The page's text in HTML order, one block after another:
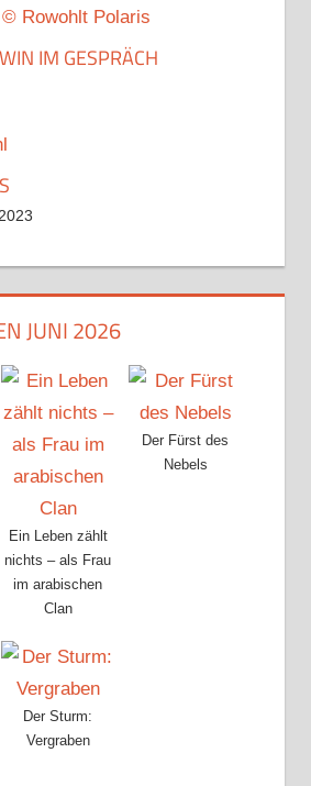
IM GESPRÄCH
JUNI 2026
Ein Leben zählt
nichts – als Frau
im arabischen
Clan
Der Fürst des
Nebels
Der Sturm:
Vergraben